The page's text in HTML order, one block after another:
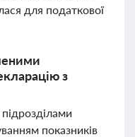
для податкової
з
показників